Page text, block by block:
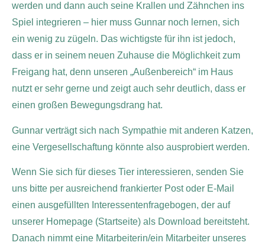
werden und dann auch seine Krallen und Zähnchen ins
Spiel integrieren – hier muss Gunnar noch lernen, sich
ein wenig zu zügeln. Das wichtigste für ihn ist jedoch,
dass er in seinem neuen Zuhause die Möglichkeit zum
Freigang hat, denn unseren „Außenbereich“ im Haus
nutzt er sehr gerne und zeigt auch sehr deutlich, dass er
einen großen Bewegungsdrang hat.
Gunnar verträgt sich nach Sympathie mit anderen Katzen,
eine Vergesellschaftung könnte also ausprobiert werden.
Wenn Sie sich für dieses Tier interessieren, senden Sie
uns bitte per ausreichend frankierter Post oder E-Mail
einen ausgefüllten Interessentenfragebogen, der auf
unserer Homepage (Startseite) als Download bereitsteht.
Danach nimmt eine Mitarbeiterin/ein Mitarbeiter unseres